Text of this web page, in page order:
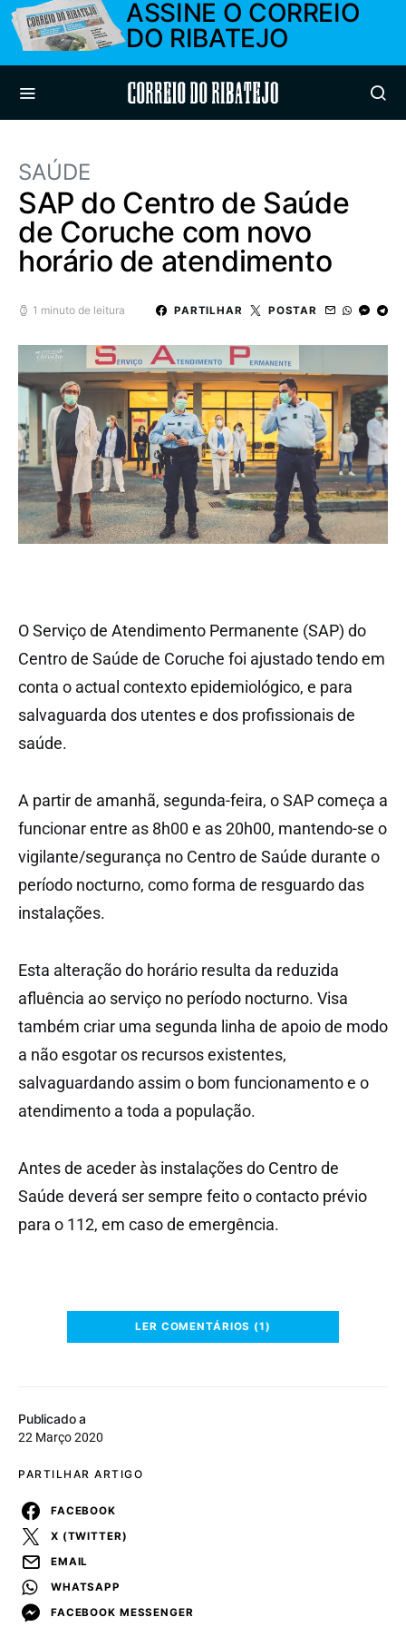
ASSINE O CORREIO
DO RIBATEJO
Correio do Ribatejo
SAÚDE
SAP do Centro de Saúde
de Coruche com novo
horário de atendimento
1 minuto de leitura PARTILHAR POSTAR
Publicado a
22 Março 2020
PARTILHAR ARTIGO
FACEBOOK
X (TWITTER)
EMAIL
WHATSAPP
FACEBOOK MESSENGER
O Serviço de Atendimento Permanente (SAP) do
Centro de Saúde de Coruche foi ajustado tendo em
conta o actual contexto epidemiológico, e para
salvaguarda dos utentes e dos profissionais de
saúde.
A partir de amanhã, segunda-feira, o SAP começa a
funcionar entre as 8h00 e as 20h00, mantendo-se o
vigilante/segurança no Centro de Saúde durante o
período nocturno, como forma de resguardo das
instalações.
Esta alteração do horário resulta da reduzida
afluência ao serviço no período nocturno. Visa
também criar uma segunda linha de apoio de modo
a não esgotar os recursos existentes,
salvaguardando assim o bom funcionamento e o
atendimento a toda a população.
Antes de aceder às instalações do Centro de
Saúde deverá ser sempre feito o contacto prévio
para o 112, em caso de emergência.
LER COMENTÁRIOS (1)